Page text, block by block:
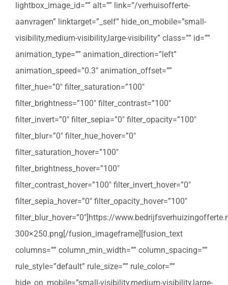
lightbox_image_id=”” alt=”” link=”/verhuisofferte-
aanvragen” linktarget=”_self” hide_on_mobile=”small-
visibility,medium-visibility,large-visibility” class=”” id=””
animation_type=”” animation_direction=”left”
animation_speed=”0.3″ animation_offset=””
filter_hue=”0″ filter_saturation=”100″
filter_brightness=”100″ filter_contrast=”100″
filter_invert=”0″ filter_sepia=”0″ filter_opacity=”100″
filter_blur=”0″ filter_hue_hover=”0″
filter_saturation_hover=”100″
filter_brightness_hover=”100″
filter_contrast_hover=”100″ filter_invert_hover=”0″
filter_sepia_hover=”0″ filter_opacity_hover=”100″
filter_blur_hover=”0″]https://
300×250.png[/fusion_imageframe][fusion_text
columns=”” column_min_width=”” column_spacing=””
rule_style=”default” rule_size=”” rule_color=””
hide_on_mobile=”small-visibility,medium-visibility,large-